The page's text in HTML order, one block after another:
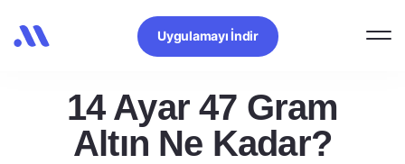
Uygulamayı İndir
14 Ayar 47 Gram
Altın Ne Kadar?